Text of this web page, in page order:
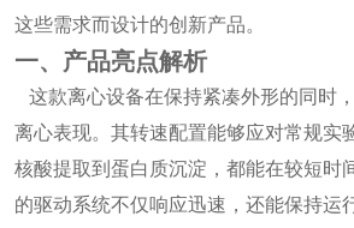
这些需求而设计的创新产品。
一、产品亮点解析
这款离心设备在保持紧凑外形的同时
离心表现。其转速配置能够应对常规实
核酸提取到蛋白质沉淀，都能在较短时
的驱动系统不仅响应迅速，还能保持运